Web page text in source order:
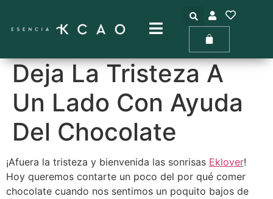
Deja La Tristeza A
Un Lado Con Ayuda
Del Chocolate
¡Afuera la tristeza y bienvenida las sonrisas Eklover!
Hoy queremos contarte un poco del por qué comer
chocolate cuando nos sentimos un poquito bajos de